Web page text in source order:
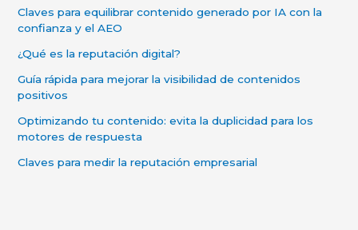
Claves para equilibrar contenido generado por IA con la
confianza y el AEO
¿Qué es la reputación digital?
Guía rápida para mejorar la visibilidad de contenidos
positivos
Optimizando tu contenido: evita la duplicidad para los
motores de respuesta
Claves para medir la reputación empresarial